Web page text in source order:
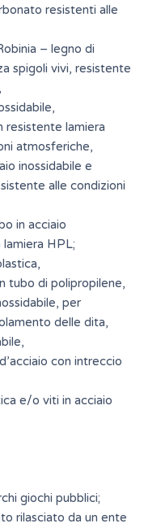
resistenti alle
– legno di
spigoli vivi, resistente
resistente lamiera
atmosferiche,
inossidabile e
alle condizioni
in acciaio
HPL;
tubo di polipropilene,
per
delle dita,
con intreccio
e/o viti in acciaio
giochi pubblici;
rilasciato da un ente